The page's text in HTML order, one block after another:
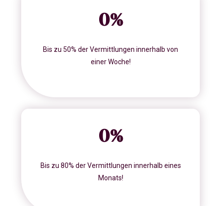
0%
Bis zu 50% der Vermittlungen innerhalb von
einer Woche!
0%
Bis zu 80% der Vermittlungen innerhalb eines
Monats!